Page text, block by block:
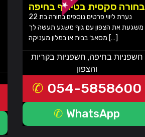
בחורה סקסית בטירוף בחיפה
נערת ליווי פרטים נוספים בחורה בת 22
משגעת את הצפון עם גוף משגע תעשה לך
מסאג׳ בבית או במלון מעניקה […]
חשפניות בחיפה, חשפניות בקריות
והצפון
054-5858600
WhatsApp